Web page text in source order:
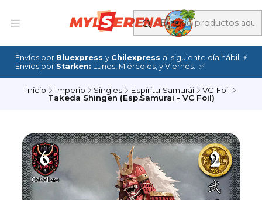
Envíos por Bluexpress y Chilexpress al siguiente día hábil. ⚡
Envíos por Starken: Lunes, Miércoles, y Viernes. ✅
Inicio Imperio Singles Espíritu Samurái
VC Foil
Takeda Shingen (Esp.Samurai - VC Foil)